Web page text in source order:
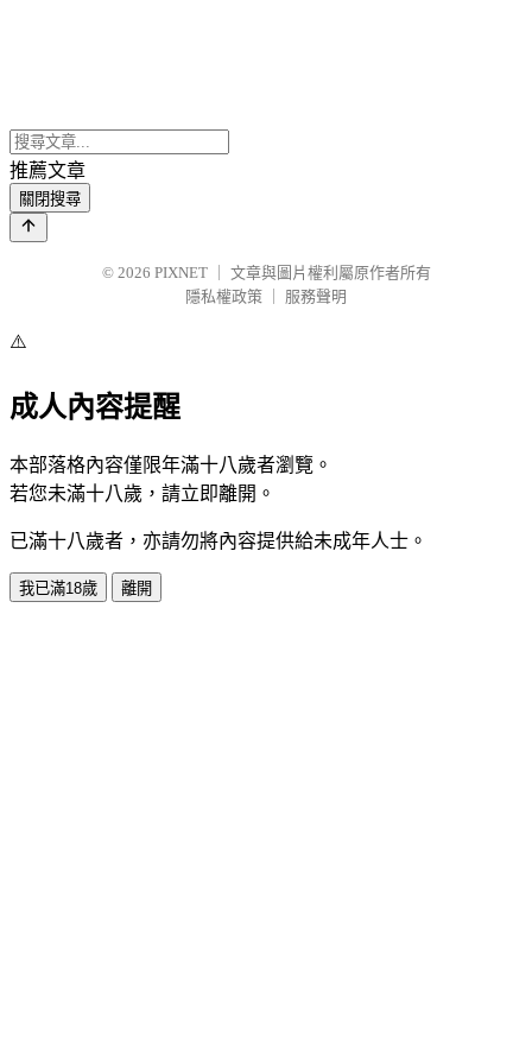
推薦文章
關閉搜尋
© 2026 PIXNET
文章與圖片權利屬原作者所有
隱私權政策
服務聲明
⚠️
成人內容提醒
本部落格內容僅限年滿十八歲者瀏覽。
若您未滿十八歲，請立即離開。
已滿十八歲者，亦請勿將內容提供給未成年人士。
我已滿18歲 離開